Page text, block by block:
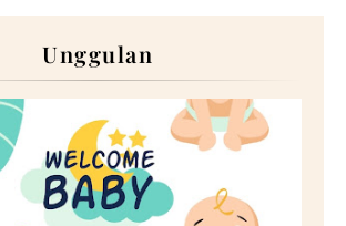
Unggulan